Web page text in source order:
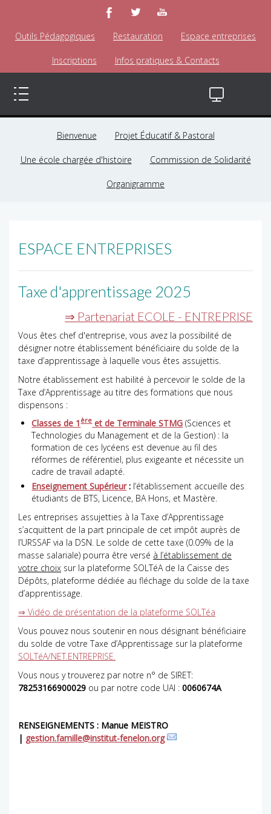
Outils Pédagogiques Restauration Espace entreprises
Inscriptions Infos pratiques & Contacts
Bienvenue Projet Éducatif & Pastoral
Une école chargée d'histoire Commission de Solidarité
Organigramme
ESPACE ENTREPRISES
Taxe d'apprentissage 2025
⇒ Partenariat ECOLE - ENTREPRISE
Vous êtes chef d'entreprise, vous avez la possibilité de
désigner notre établissement bénéficiaire du solde de la
taxe d’apprentissage à laquelle vous êtes assujettis.
Notre établissement est habilité à percevoir le solde de la
Taxe d’Apprentissage au titre des formations que nous
dispensons :
Classes de 1èreet de Terminale STMG (Sciences et
Technologies du Management et de la Gestion) : la
formation de ces lycéens est devenue au fil des
réformes de référentiel, plus exigeante et nécessite un
cadre de travail adapté.
Enseignement Supérieur: l’établissement accueille des
étudiants de BTS, Licence, BA Hons, et Mastère.
Les entreprises assujetties à la Taxe d’Apprentissage
s’acquittent de la part principale de cet impôt auprès de
l’URSSAF via la DSN. Le solde de cette taxe (0.09% de la
masse salariale) pourra être versé à l’établissement de
votre choix sur la plateforme SOLTéA de la Caisse des
Dépôts, plateforme dédiée au fléchage du solde de la taxe
d’apprentissage.
⇒ Vidéo de présentation de la plateforme SOLTéa
Vous pouvez nous soutenir en nous désignant bénéficiaire
du solde de votre Taxe d’Apprentissage sur la plateforme
SOLTéA/NET.ENTREPRISE.
Vous nous y trouverez par notre n° de SIRET:
78253166900029 ou par notre code UAI : 0060674A
RENSEIGNEMENTS : Manue MEISTRO
| gestion.famille@institut-fenelon.org